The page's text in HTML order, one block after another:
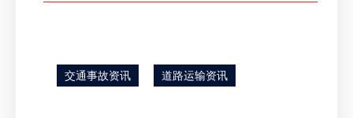
交通事故资讯 道路运输资讯